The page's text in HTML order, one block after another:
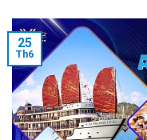
25
Th6